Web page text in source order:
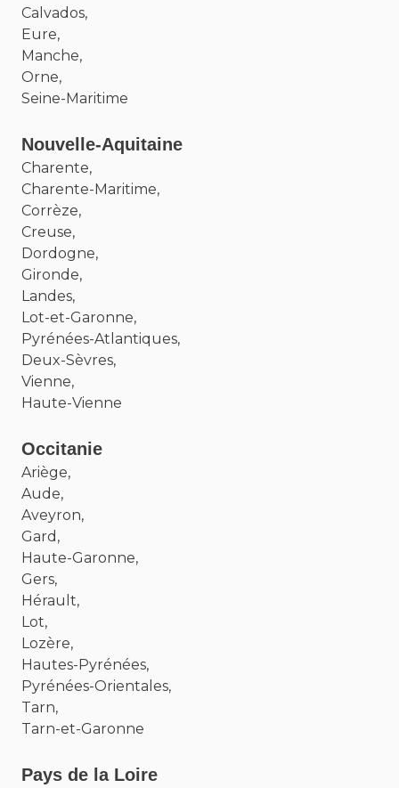
Calvados,
Eure,
Manche,
Orne,
Seine-Maritime
Nouvelle-Aquitaine
Charente,
Charente-Maritime,
Corrèze,
Creuse,
Dordogne,
Gironde,
Landes,
Lot-et-Garonne,
Pyrénées-Atlantiques,
Deux-Sèvres,
Vienne,
Haute-Vienne
Occitanie
Ariège,
Aude,
Aveyron,
Gard,
Haute-Garonne,
Gers,
Hérault,
Lot,
Lozère,
Hautes-Pyrénées,
Pyrénées-Orientales,
Tarn,
Tarn-et-Garonne
Pays de la Loire